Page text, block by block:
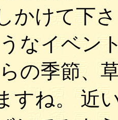
かけて下
なイベン
の季節、
すね。 近